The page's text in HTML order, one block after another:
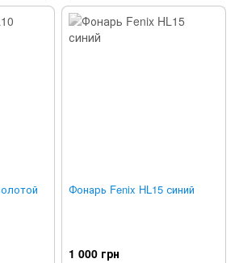
Фонарь Fenix HL15 синий
1 000 грн